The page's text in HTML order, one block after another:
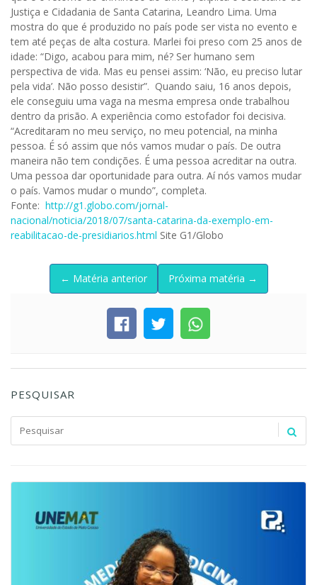
Justiça e Cidadania de Santa Catarina, Leandro Lima. Uma
mostra do que é produzido no país pode ser vista no evento e
tem até peças de alta costura. Marlei foi preso com 25 anos de
idade: “Digo, acabou para mim, né? Ser humano sem
perspectiva de vida. Mas eu pensei assim: ‘Não, eu preciso lutar
pela vida’. Não posso desistir”. Quando saiu, 16 anos depois,
ele conseguiu uma vaga na mesma empresa onde trabalhou
dentro da prisão. A experiência como estofador foi decisiva.
“Acreditaram no meu serviço, no meu potencial, na minha
pessoa. É só assim que nós vamos mudar o país. De outra
maneira não tem condições. É uma pessoa acreditar na outra.
Uma pessoa dar oportunidade para outra. Aí nós vamos mudar
o país. Vamos mudar o mundo”, completa.
Fonte: http://g1.globo.com/jornal-
nacional/noticia/2018/07/santa-catarina-da-exemplo-em-
reabilitacao-de-presidiarios.html Site G1/Globo
← Matéria anterior Próxima matéria →
PESQUISAR